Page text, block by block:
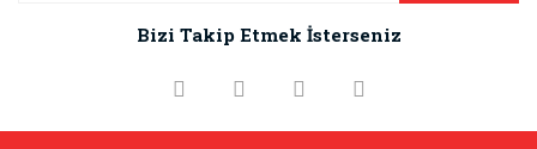
Bizi Takip Etmek İsterseniz